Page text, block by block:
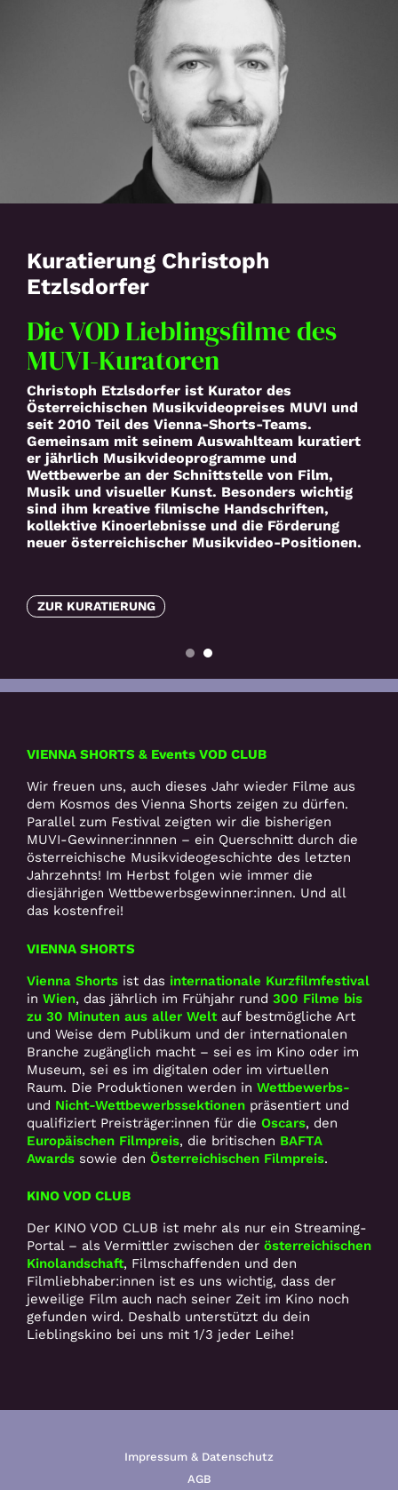
Kuratierung Christoph
Etzlsdorfer
Die VOD Lieblingsfilme des
MUVI-Kuratoren
Christoph Etzlsdorfer ist Kurator des
Österreichischen Musikvideopreises MUVI und
seit 2010 Teil des Vienna-Shorts-Teams.
Gemeinsam mit seinem Auswahlteam kuratiert
er jährlich Musikvideoprogramme und
Wettbewerbe an der Schnittstelle von Film,
Musik und visueller Kunst. Besonders wichtig
sind ihm kreative filmische Handschriften,
kollektive Kinoerlebnisse und die Förderung
neuer österreichischer Musikvideo-Positionen.
ZUR KURATIERUNG
VIENNA SHORTS & Events VOD CLUB
Wir freuen uns, auch dieses Jahr wieder Filme aus
dem Kosmos des Vienna Shorts zeigen zu dürfen.
Parallel zum Festival zeigten wir die bisherigen
MUVI-Gewinner:innnen – ein Querschnitt durch die
österreichische Musikvideogeschichte des letzten
Jahrzehnts! Im Herbst folgen wie immer die
diesjährigen Wettbewerbsgewinner:innen. Und all
das kostenfrei!
VIENNA SHORTS
Vienna Shorts ist das internationale Kurzfilmfestival
in Wien, das jährlich im Frühjahr rund 300 Filme bis
zu 30 Minuten aus aller Weltauf bestmögliche Art
und Weise dem Publikum und der internationalen
Branche zugänglich macht – sei es im Kino oder im
Museum, sei es im digitalen oder im virtuellen
Raum. Die Produktionen werden in Wettbewerbs-
und Nicht-Wettbewerbssektionen präsentiert und
qualifiziert Preisträger:innen für die Oscars, den
Europäischen Filmpreis, die britischen BAFTA
Awards sowie den Österreichischen Filmpreis.
KINO VOD CLUB
Der KINO VOD CLUB ist mehr als nur ein Streaming-
Portal – als Vermittler zwischen der österreichischen
Kinolandschaft, Filmschaffenden und den
Filmliebhaber:innen ist es uns wichtig, dass der
jeweilige Film auch nach seiner Zeit im Kino noch
gefunden wird. Deshalb unterstützt du dein
Lieblingskino bei uns mit 1/3 jeder Leihe!
Impressum & Datenschutz
AGB